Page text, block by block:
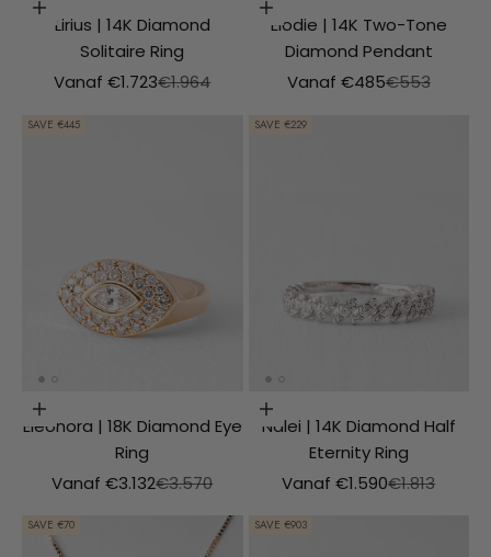
Choosing options
Lirius | 14K Diamond
Solitaire Ring
Aanbiedingsprijs
Vanaf €1.723Normale prijs
€1.964
Choosing options
Elodie | 14K Two-Tone
Diamond Pendant
Aanbiedingsprijs
Vanaf €485Normale prijs
€553
SAVE €445
Choosing options
Eleonora | 18K Diamond Eye
Ring
Aanbiedingsprijs
Vanaf €3.132Normale prijs
€3.570
SAVE €229
Choosing options
Nalei | 14K Diamond Half
Eternity Ring
Aanbiedingsprijs
Vanaf €1.590Normale
€1.813
SAVE €70 SAVE €903